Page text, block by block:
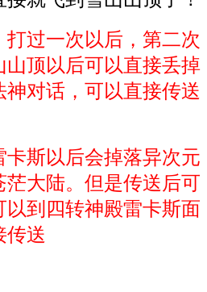
过一次以后，第二次
山顶以后可以直接丢掉
对话，可以直接传送
斯以后会掉落异次元
茫大陆。但是传送后可
以到四转神殿雷卡斯面
传送